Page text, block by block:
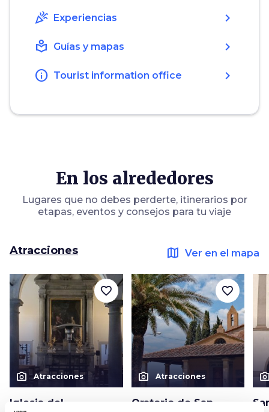
celebration Experiencias chevron_right
local_library Guías y mapas chevron_right
info Tourist information office chevron_right
En los alrededores
Lugares que no debes perderte, itinerarios por
etapas, eventos y consejos para tu viaje
Atracciones map Ver en el mapa
photo_camera Atracciones
Iglesia del
favorite_border
photo_camera Atracciones
Oratorio de San
favorite_border